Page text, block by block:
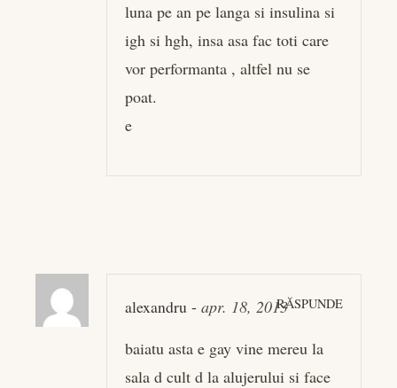
luna pe an pe langa si insulina si
igh si hgh, insa asa fac toti care
vor performanta , altfel nu se
poat.
e
alexandru - apr. 18, 2013RĂSPUNDE
baiatu asta e gay vine mereu la
sala d cult d la alujerului si face